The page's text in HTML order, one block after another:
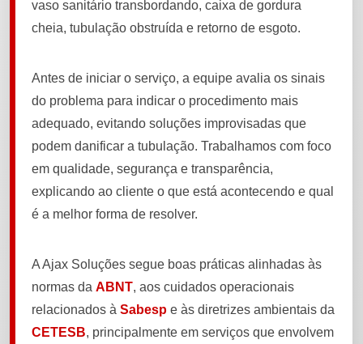
vaso sanitário transbordando, caixa de gordura
cheia, tubulação obstruída e retorno de esgoto.
Antes de iniciar o serviço, a equipe avalia os sinais
do problema para indicar o procedimento mais
adequado, evitando soluções improvisadas que
podem danificar a tubulação. Trabalhamos com foco
em qualidade, segurança e transparência,
explicando ao cliente o que está acontecendo e qual
é a melhor forma de resolver.
A Ajax Soluções segue boas práticas alinhadas às
normas da ABNT, aos cuidados operacionais
relacionados à Sabesp e às diretrizes ambientais da
CETESB, principalmente em serviços que envolvem